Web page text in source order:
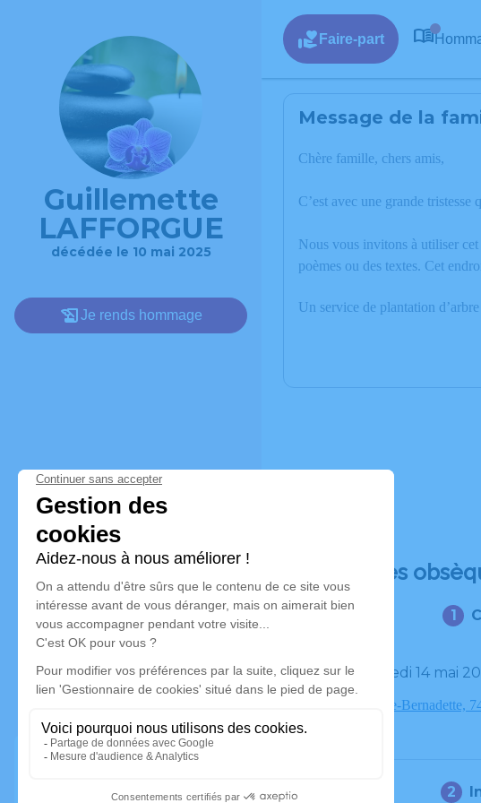
Guillemette
LAFFORGUE
décédée le 10 mai 2025
Je rends hommage
Faire-part
Message de la
Chère famille, chers amis,
C’est avec une grande
Nous vous invitons à utiliser cet
poèmes ou des textes. Cet
Un service de plantation
Déroulé des
Le mercredi 14 mai
église Sainte-Bernadette,